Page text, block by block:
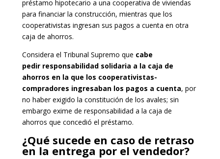
préstamo hipotecario a una cooperativa de viviendas
para financiar la construcción, mientras que los
cooperativistas ingresan sus pagos a cuenta en otra
caja de ahorros.
Considera el Tribunal Supremo que cabe
pedir responsabilidad solidaria a la caja de
ahorros en la que los cooperativistas-
compradores ingresaban los pagos a cuenta, por
no haber exigido la constitución de los avales; sin
embargo exime de responsabilidad a la caja de
ahorros que concedió el préstamo.
¿Qué sucede en caso de retraso
en la entrega por el vendedor?